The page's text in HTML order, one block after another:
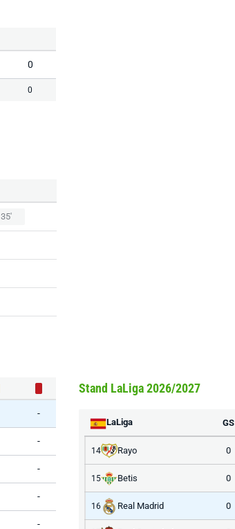
0
0
35'
-
-
-
-
-
Stand LaLiga 2026/2027
LaLiga GS
14 Rayo 0
15 Betis 0
16 Real Madrid 0